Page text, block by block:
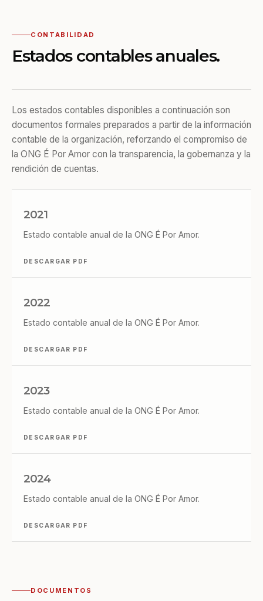
CONTABILIDAD
Estados contables anuales.
Los estados contables disponibles a continuación son
documentos formales preparados a partir de la información
contable de la organización, reforzando el compromiso de
la ONG É Por Amor con la transparencia, la gobernanza y la
rendición de cuentas.
2021
Estado contable anual de la ONG É Por Amor.
DESCARGAR PDF
2022
Estado contable anual de la ONG É Por Amor.
DESCARGAR PDF
2023
Estado contable anual de la ONG É Por Amor.
DESCARGAR PDF
2024
Estado contable anual de la ONG É Por Amor.
DESCARGAR PDF
DOCUMENTOS